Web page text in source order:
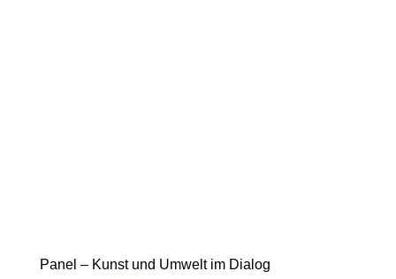
Panel – Kunst und Umwelt im Dialog